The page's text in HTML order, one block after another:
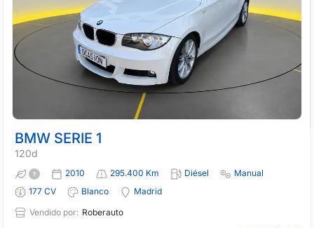
BMW SERIE 1
120d
2010 295.400 Km Diésel
Manual
177 CV
Blanco
Madrid
Vendido por: Roberauto